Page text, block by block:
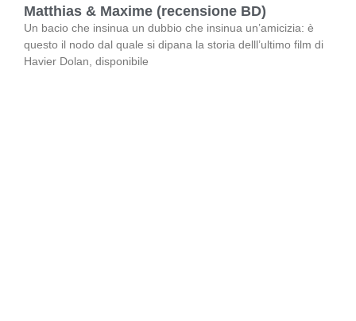
Matthias & Maxime (recensione BD)
Un bacio che insinua un dubbio che insinua un’amicizia: è
questo il nodo dal quale si dipana la storia delll’ultimo film di
Havier Dolan, disponibile